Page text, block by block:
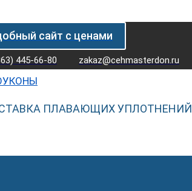
сайт с ценами
445-66-80 zakaz@cehmasterdon.ru
ПЛАВАЮЩИХ УПЛОТНЕНИЙ